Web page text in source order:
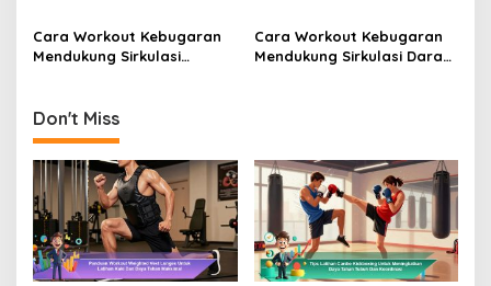
Aktivitas Harian
Hari
Cara Workout Kebugaran
Mendukung Sirkulasi
Cara Workout Kebugaran
Mendukung Sirkulasi Darah
Don't Miss